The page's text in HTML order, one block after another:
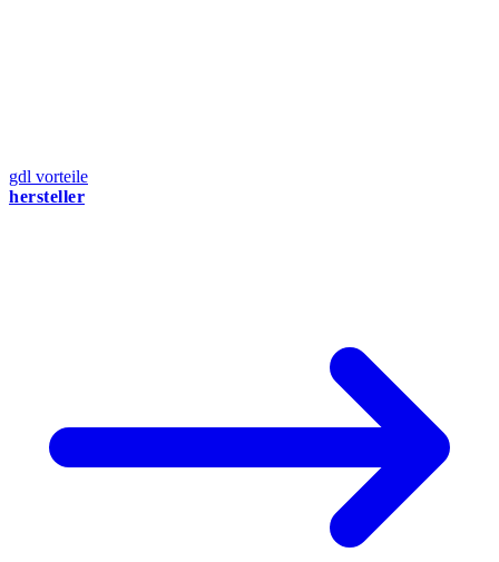
gdl vorteile
hersteller